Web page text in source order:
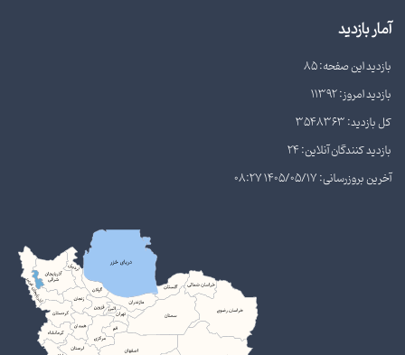
آمار بازدید
بازدید این صفحه: 85
بازدید امروز: 11392
کل بازدید: 3548363
بازدید کنندگان آنلاین: 24
آخرین بروزرسانی: 1405/05/17 08:27